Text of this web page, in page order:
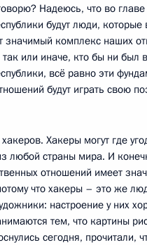
Надеюсь, что во главе
будут люди, которые
значимый комплекс наших
так или иначе, кто бы ни был
всё равно эти
будут играть свою
Хакеры могут где
любой страны мира. И
отношений имеет
что хакеры – это же
настроение у них
тем, что картины
сегодня, прочитали,